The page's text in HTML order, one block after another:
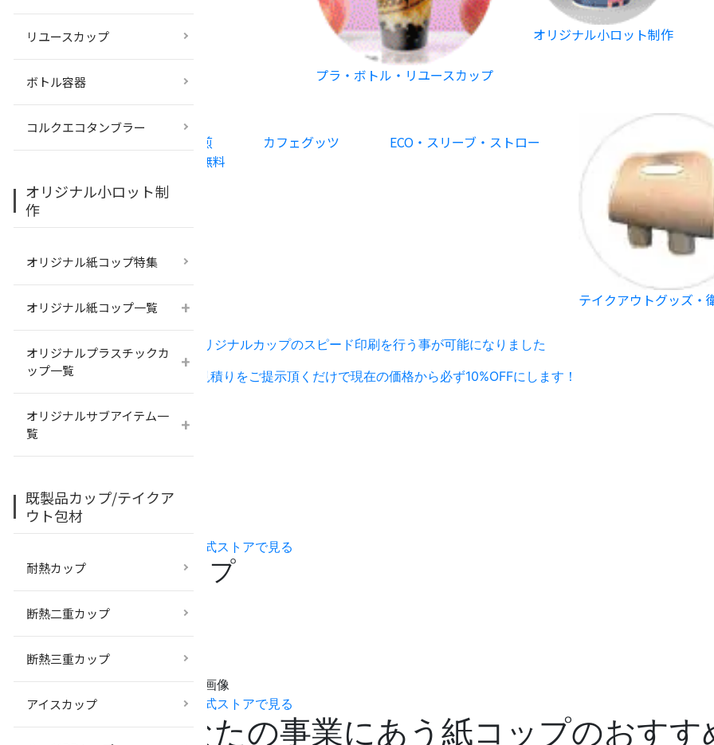
リユースカップ
ボトル容器
コルクエコタンブラー
オリジナル小ロット制
作
オリジナル紙コップ特集
オリジナル紙コップ一覧 +
オリジナルプラスチックカ
ップ一覧
+
オリジナルサブアイテム一
覧
+
既製品カップ/テイクア
ウト包材
耐熱カップ
断熱二重カップ
断熱三重カップ
アイスカップ
プラ・ボトル・リユースカップ
オリジナル小ロット制作
珈琲焙煎
カップ無料
カフェグッツ ECO・スリーブ・ストロー
テイクアウトグッズ・
から
でオリジナルカップのスピード印刷を行う事が可能になりました
NEW PETプラカップの請求書・お見積りをご提示頂くだけで現在の価格から必ず10%OFFにします！
既製品紙コップ
がおすすめの人
費用を抑えてすぐに欲しい方へ
公式ストアで見る
オリジナル紙コップ
がおすすめの人
自社ブランドを表現し、
広告効果を狙う方へ
無料サンプルを取り寄せてみる › 公式ストアで見る
あなたの事業にあう紙コップのおすす